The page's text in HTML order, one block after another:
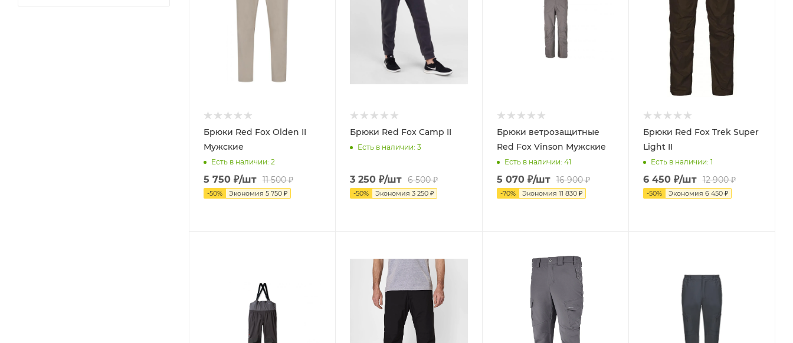
Брюки Red Fox Olden II
Мужские
Есть в наличии: 2
5 750 ₽/шт 11 500₽
-50% Экономия 5 750 ₽
Брюки Red Fox Camp II
Есть в наличии: 3
3 250 ₽/шт 6 500₽
-50% Экономия3 250 ₽
Брюки ветрозащитные
Red Fox Vinson Мужские
Есть в наличии: 41
5 070₽/шт 16 900₽
-70% Экономия 11 830₽
Брюки Red Fox Trek Super
Light II
Есть в наличии: 1
6 450₽/шт 12 900₽
-50% Экономия 6 450₽